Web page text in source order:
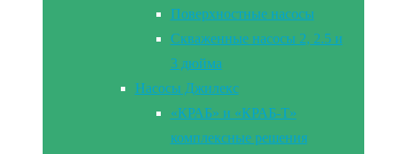
Поверхностные насосы
Скваженные насосы 2, 2.5 и
3 дюйма
Насосы Джилекс
«КРАБ» и «КРАБ-Т»
комплексные решения